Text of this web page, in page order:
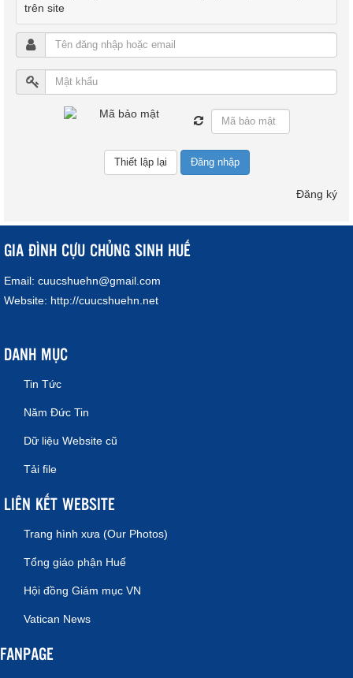
trên site
Đăng nhập
Đăng ký
GIA ĐÌNH CỰU CHỦNG SINH HUẾ
Email: cuucshuehn@gmail.com
Website: http://cuucshuehn.net
DANH MỤC
Tin Tức
Năm Đức Tin
Dữ liệu Website cũ
Tải file
LIÊN KẾT WEBSITE
Trang hình xưa (Our Photos)
Tổng giáo phận Huế
Hội đồng Giám mục VN
Vatican News
FANPAGE